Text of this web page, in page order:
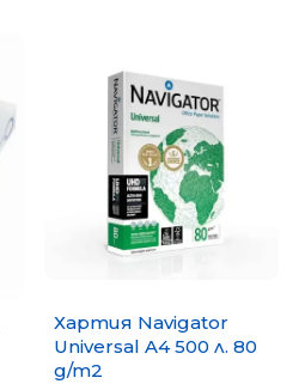
Хартия Navigator
Universal A4 500 л. 80
g/m2